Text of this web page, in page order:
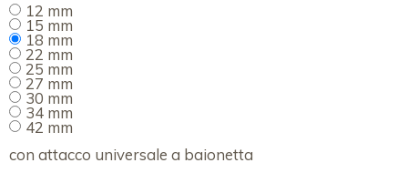
12 mm
15 mm
18 mm
22 mm
25 mm
27 mm
30 mm
34 mm
42 mm
con attacco universale a baionetta